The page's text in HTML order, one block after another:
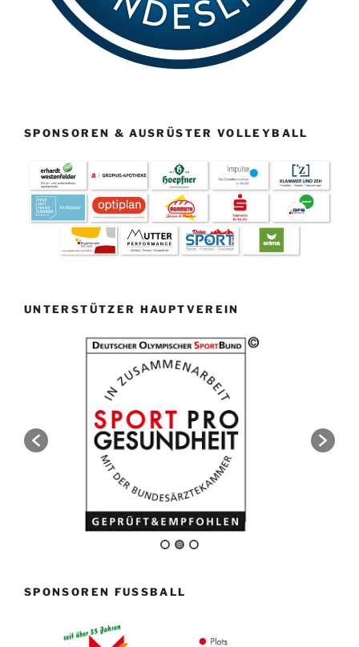
SPONSOREN & AUSRÜSTER VOLLEYBALL
UNTERSTÜTZER HAUPTVEREIN
SPONSOREN FUSSBALL